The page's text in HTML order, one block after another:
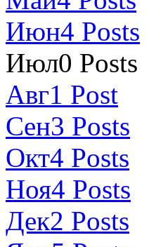
Июн4 Posts
Июл0 Posts
Авг1 Post
Сен3 Posts
Окт4 Posts
Ноя4 Posts
Дек2 Posts